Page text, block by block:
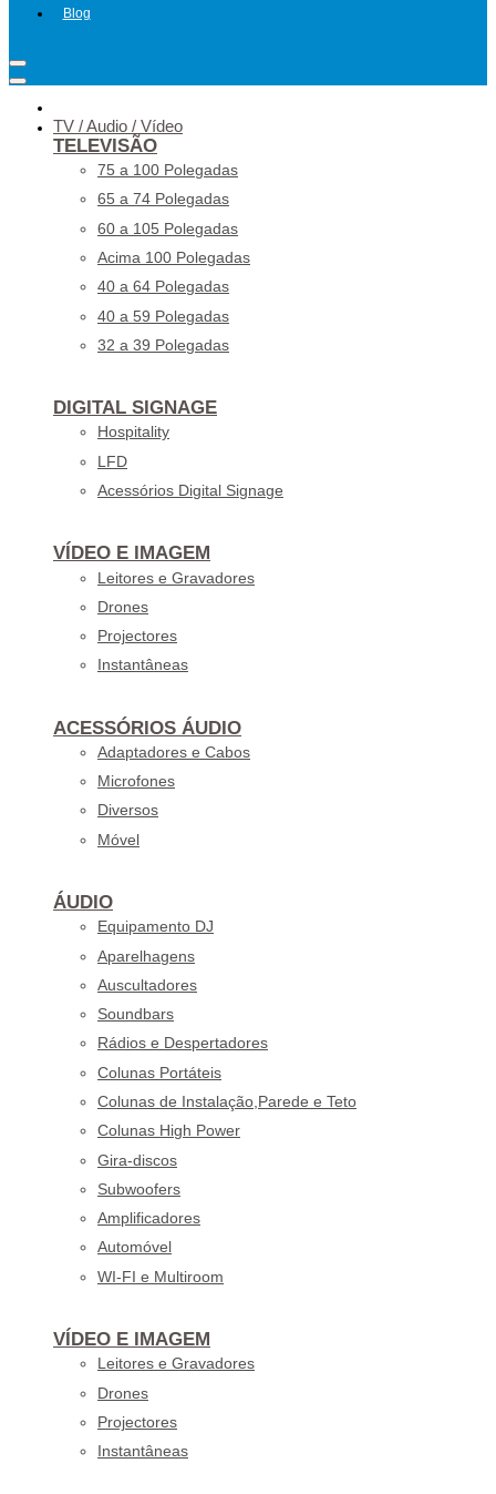
Blog
TV / Audio / Vídeo
TELEVISÃO
75 a 100 Polegadas
65 a 74 Polegadas
60 a 105 Polegadas
Acima 100 Polegadas
40 a 64 Polegadas
40 a 59 Polegadas
32 a 39 Polegadas
DIGITAL SIGNAGE
Hospitality
LFD
Acessórios Digital Signage
VÍDEO E IMAGEM
Leitores e Gravadores
Drones
Projectores
Instantâneas
ACESSÓRIOS ÁUDIO
Adaptadores e Cabos
Microfones
Diversos
Móvel
ÁUDIO
Equipamento DJ
Aparelhagens
Auscultadores
Soundbars
Rádios e Despertadores
Colunas Portáteis
Colunas de Instalação,Parede e Teto
Colunas High Power
Gira-discos
Subwoofers
Amplificadores
Automóvel
WI-FI e Multiroom
VÍDEO E IMAGEM
Leitores e Gravadores
Drones
Projectores
Instantâneas